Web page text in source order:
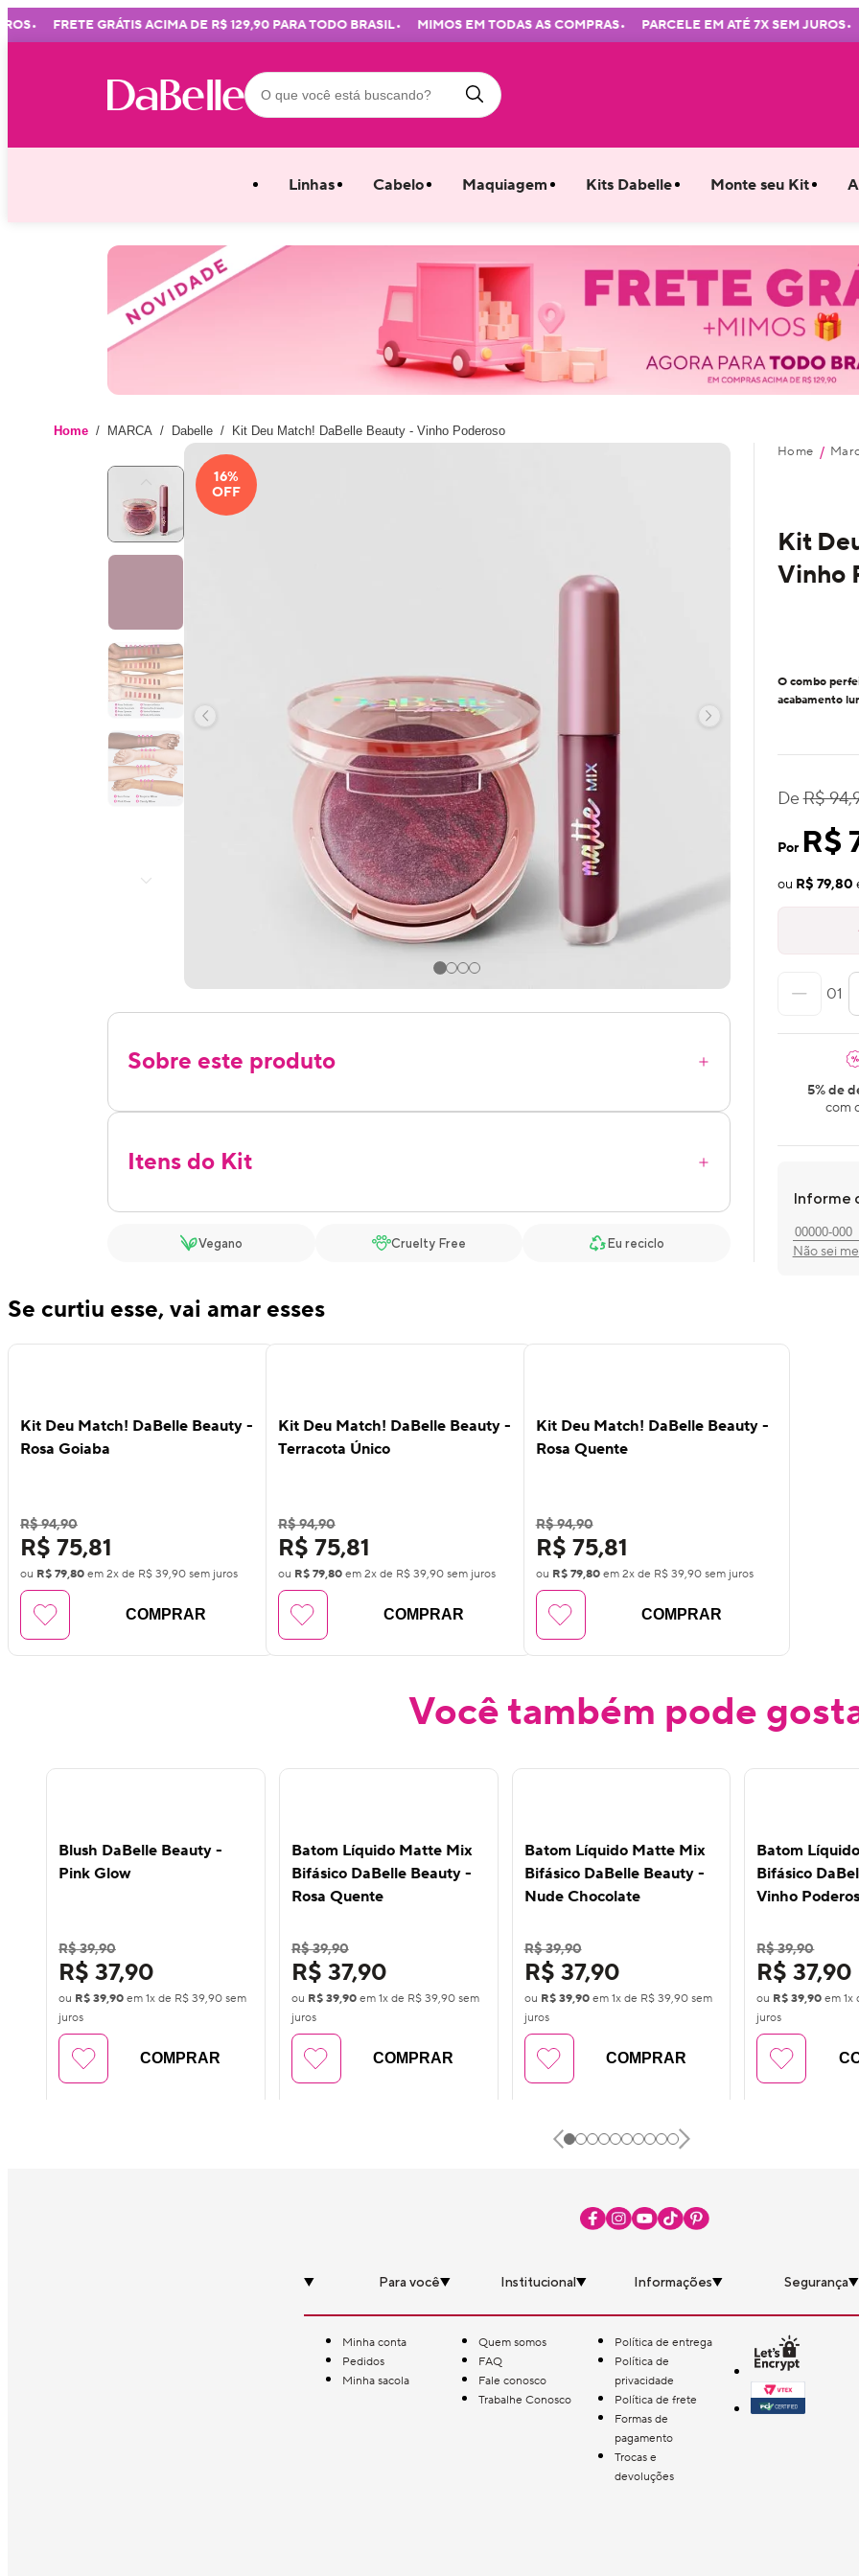
• FRETE GRÁTIS ACIMA DE R$ 129,90 PARA TODO BRASIL• MIMOS EM TODAS AS COMPRAS• PARCELE EM ATÉ 7X SEM JUROS•
Linhas Cabelo Maquiagem Kits Dabelle Monte seu Kit
Home MARCA Dabelle Kit Deu Match! DaBelle Beauty - Vinho Poderoso
16%
OFF
Sobre este produto
Itens do Kit
Vegano Cruelty Free Eu reciclo
Home /
Kit
Vinho
O combo
acabamento
DeR$
Por R$
ou R$ 79,80
01
5% de
com
Informe
Não sei
Se curtiu esse, vai amar esses
Kit Deu Match! DaBelle Beauty -
Rosa Goiaba
R$ 94,90
R$ 75,81
ou R$ 79,80 em 2x de R$ 39,90 sem juros
COMPRAR
Kit Deu Match! DaBelle Beauty -
Terracota Único
R$ 94,90
R$ 75,81
ou R$ 79,80em 2x de R$ 39,90sem juros
COMPRAR
Kit Deu Match! DaBelle Beauty -
Rosa Quente
R$ 94,90
R$ 75,81
ou R$ 79,80em 2x de R$ 39,90sem juros
COMPRAR
Você também pode
Blush DaBelle Beauty -
Pink Glow
R$ 39,90
R$ 37,90
ou R$ 39,90 em 1x de R$ 39,90 sem
juros
COMPRAR
Batom Líquido Matte Mix
Bifásico DaBelle Beauty -
Rosa Quente
R$ 39,90
R$ 37,90
ou R$ 39,90em 1x de R$ 39,90sem
juros
COMPRAR
Batom Líquido Matte Mix
Bifásico DaBelle Beauty -
Nude Chocolate
R$ 39,90
R$ 37,90
ou R$ 39,90em 1x de R$ 39,90sem
juros
COMPRAR
Batom
Bifásico
Vinho
R$ 39,90
R$ 37,90
ou R$ 39,90 em1x
juros
Para você
Minha conta
Pedidos
Minha sacola
Institucional
Quem somos
FAQ
Fale conosco
Trabalhe Conosco
Informações
Política de entrega
Política de
privacidade
Política de frete
Formas de
pagamento
Trocas e
devoluções
Segurança